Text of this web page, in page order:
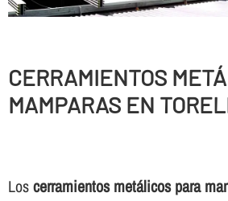
CERRAMIENTOS
MAMPARAS EN
Loscerramientos metálicos para